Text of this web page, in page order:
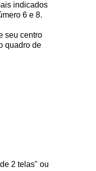
indicados
6 e 8.
seu centro
quadro de
2 telas" ou